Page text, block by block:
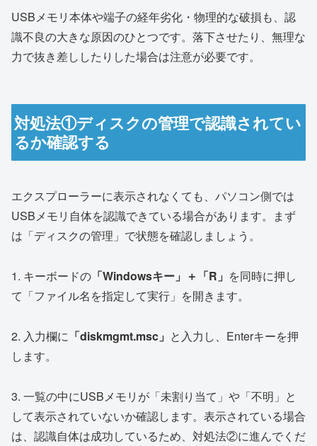
USBメモリ本体や端子の経年劣化・物理的な破損も、認
識不良の大きな原因のひとつです。落下させたり、無理な
力で抜き差ししたりした場合は注意が必要です。
対処法①ディスクの管理で認識されてい
るか確認する
エクスプローラーに表示されなくても、パソコン側では
USBメモリ自体を認識できている場合があります。まず
は「ディスクの管理」で状態を確認しましょう。
1. キーボードの 「Windowsキー」＋「R」 を同時に押し
て「ファイル名を指定して実行」を開きます。
2. 入力欄に 「diskmgmt.msc」 と入力し、Enterキーを押
します。
3. 一覧の中にUSBメモリが「未割り当て」や「不明」と
して表示されていないか確認します。表示されている場合
は、認識自体は成功しているため、対処法②に進んでくだ